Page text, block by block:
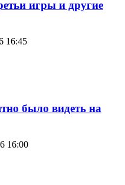
игры и другие
16:45
было видеть на
16:00